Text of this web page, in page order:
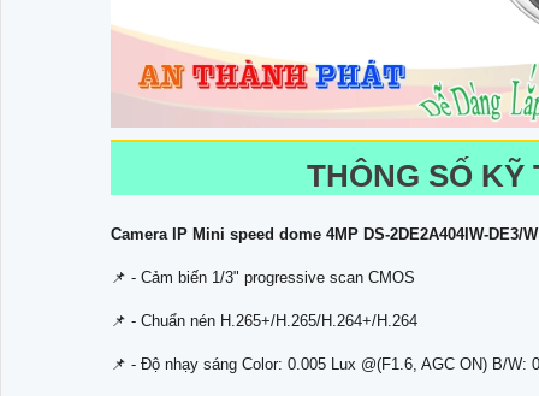
THÔNG SỐ
Camera IP Mini speed dome 4MP DS-2DE2A404IW-DE3/
📌 - Cảm biến 1/3" progressive scan CMOS
📌 - Chuẩn nén H.265+/H.265/H.264+/H.264
📌 - Độ nhạy sáng Color: 0.005 Lux @(F1.6, AGC ON) B/W: